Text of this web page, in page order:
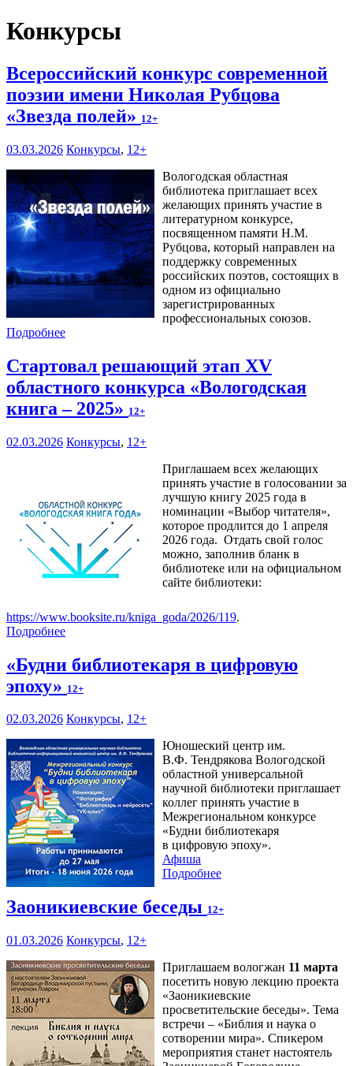
Конкурсы
Всероссийский конкурс современной
поэзии имени Николая Рубцова
«Звезда полей» 12+
03.03.2026 Конкурсы, 12+
Вологодская областная
библиотека приглашает всех
желающих принять участие в
литературном конкурсе,
посвященном памяти Н.М.
Рубцова, который направлен на
поддержку современных
российских поэтов, состоящих в
одном из официально
зарегистрированных
профессиональных союзов.
Подробнее
Стартовал решающий этап XV
областного конкурса «Вологодская
книга – 2025» 12+
02.03.2026 Конкурсы, 12+
Приглашаем всех желающих
принять участие в голосовании за
лучшую книгу 2025 года в
номинации «Выбор читателя»,
которое продлится до 1 апреля
2026 года. Отдать свой голос
можно, заполнив бланк в
библиотеке или на официальном
сайте библиотеки:
https://www.booksite.ru/kniga_goda/2026/119.
Подробнее
«Будни библиотекаря в цифровую
эпоху» 12+
02.03.2026 Конкурсы, 12+
Юношеский центр им.
В.Ф. Тендрякова Вологодской
областной универсальной
научной библиотеки приглашает
коллег принять участие в
Межрегиональном конкурсе
«Будни библиотекаря
в цифровую эпоху».
Афиша
Подробнее
Заоникиевские беседы 12+
01.03.2026 Конкурсы, 12+
Приглашаем вологжан 11 марта
посетить новую лекцию проекта
«Заоникиевские
просветительские беседы». Тема
встречи – «Библия и наука о
сотворении мира». Спикером
мероприятия станет настоятель